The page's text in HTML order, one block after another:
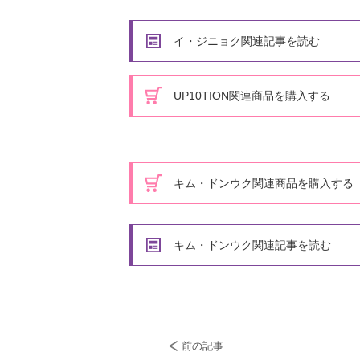
イ・ジニョク関連記事を読む
UP10TION関連商品を購入する
キム・ドンウク関連商品を購入する
キム・ドンウク関連記事を読む
前の記事